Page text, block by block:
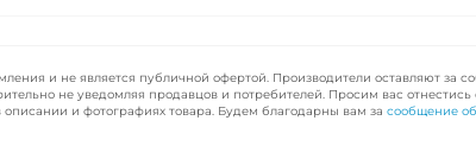
и не является публичной офертой. Производители оставляют за
не уведомляя продавцов и потребителей. Просим вас
и фотографиях товара. Будем благодарны вам за сообщение